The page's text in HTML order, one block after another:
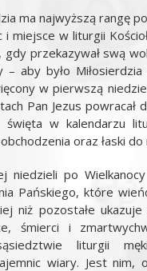
ma najwyższą rangę
i miejsce w liturgii
gdy przekazywał swą
– aby było
w pierwszą
Pan Jezus
w kalendarzu
oraz łaski
niedzieli po
Pańskiego, które
niż pozostałe
śmierci i
sąsiedztwie liturgii
wiary. Jest nim,